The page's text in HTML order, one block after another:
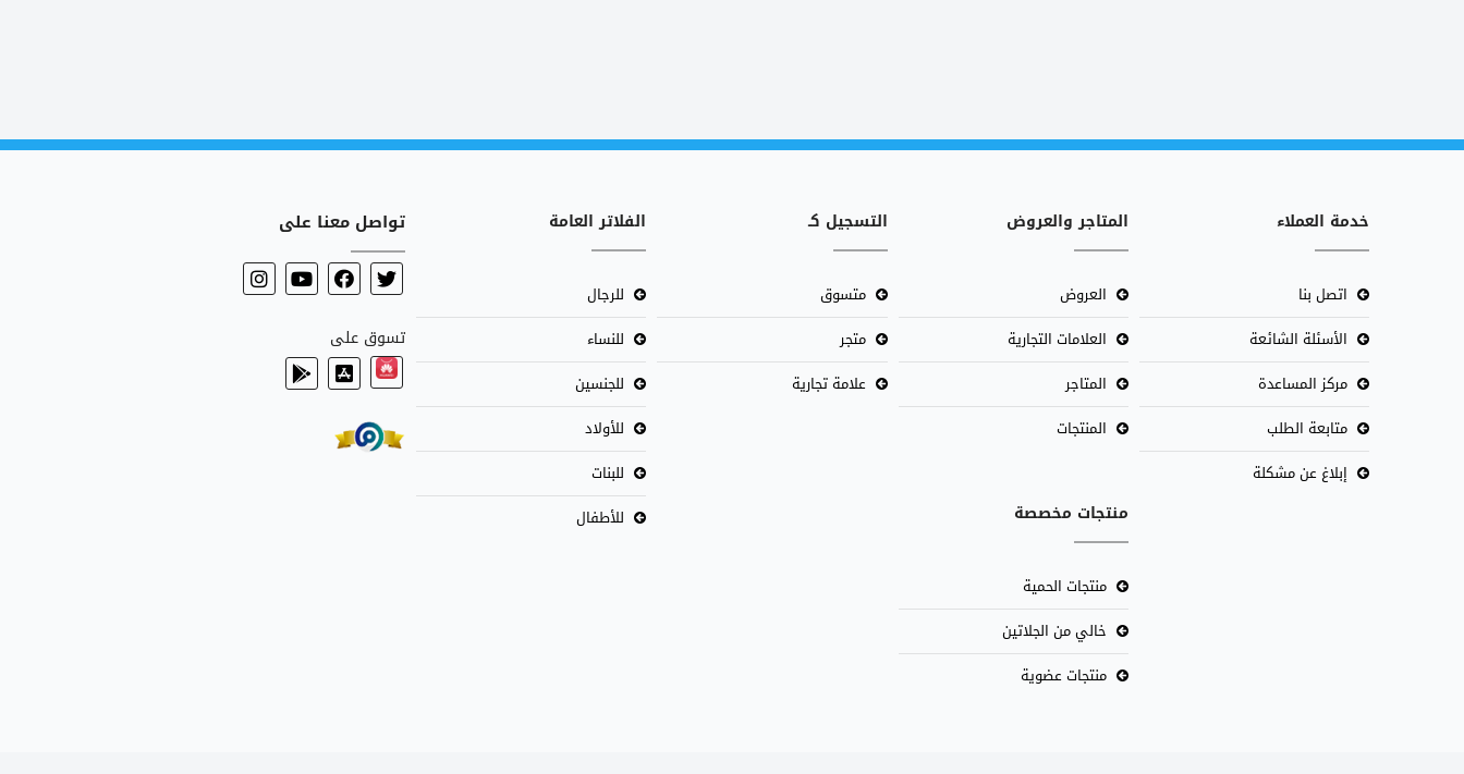
خدمة العملاء
اتصل بنا
الأسئلة الشائعة
مركز المساعدة
متابعة الطلب
إبلاغ عن مشكلة
المتاجر والعروض
العروض
العلامات التجارية
المتاجر
المنتجات
منتجات مخصصة
منتجات الحمية
خالي من الجلاتين
منتجات عضوية
التسجيل كـ
متسوق
متجر
علامة تجارية
الفلاتر العامة
للرجال
للنساء
للجنسين
للأولاد
للبنات
للأطفال
تواصل معنا على
تسوق على